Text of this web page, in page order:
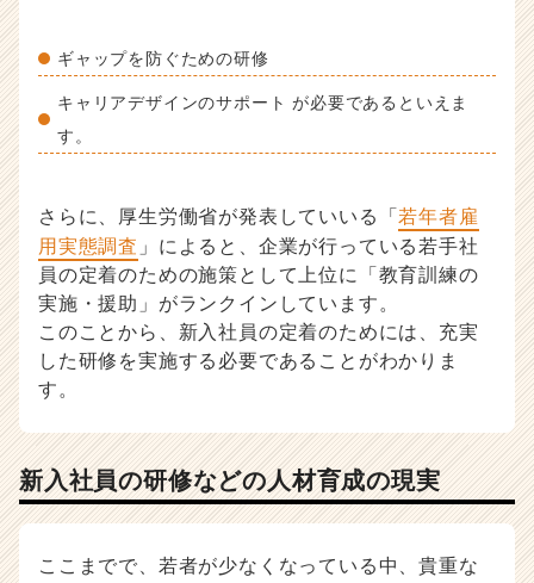
ギャップを防ぐための研修
キャリアデザインのサポート が必要であるといえま
す。
さらに、厚生労働省が発表していいる「 若年者雇
用実態調査 」によると、企業が行っている若手社
員の定着のための施策として上位に「教育訓練の
実施・援助」がランクインしています。
このことから、新入社員の定着のためには、充実
した研修を実施する必要であることがわかりま
す。
新入社員の研修などの人材育成の現実
ここまでで、若者が少なくなっている中、貴重な